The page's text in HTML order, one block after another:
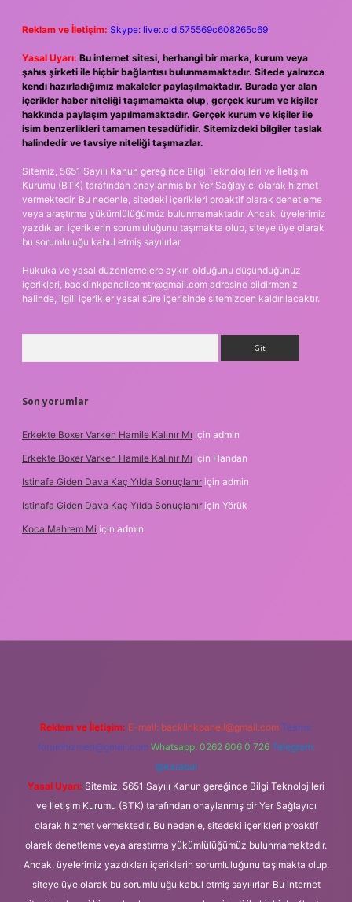
Reklam ve İletişim: Skype: live:.cid.575569c608265c69
Yasal Uyarı: Bu internet sitesi, herhangi bir marka, kurum veya
şahıs şirketi ile hiçbir bağlantısı bulunmamaktadır. Sitede yalnızca
kendi hazırladığımız makaleler paylaşılmaktadır. Burada yer alan
içerikler haber niteliği taşımamakta olup, gerçek kurum ve kişiler
hakkında paylaşım yapılmamaktadır. Gerçek kurum ve kişiler ile
isim benzerlikleri tamamen tesadüfidir. Sitemizdeki bilgiler taslak
halindedir ve tavsiye niteliği taşımazlar.
Sitemiz, 5651 Sayılı Kanun gereğince Bilgi Teknolojileri ve İletişim
Kurumu (BTK) tarafından onaylanmış bir Yer Sağlayıcı olarak hizmet
vermektedir. Bu nedenle, sitedeki içerikleri proaktif olarak denetleme
veya araştırma yükümlülüğümüz bulunmamaktadır. Ancak, üyelerimiz
yazdıkları içeriklerin sorumluluğunu taşımakta olup, siteye üye olarak
bu sorumluluğu kabul etmiş sayılırlar.
Hukuka ve yasal düzenlemelere aykırı olduğunu düşündüğünüz
içerikleri, backlinkpanelicomtr@gmail.com adresine bildirmeniz
halinde, ilgili içerikler yasal süre içerisinde sitemizden kaldırılacaktır.
Son yorumlar
Erkekte Boxer Varken Hamile Kalınır Mı için admin
Erkekte Boxer Varken Hamile Kalınır Mı için Handan
Istinafa Giden Dava Kaç Yılda Sonuçlanır için admin
Istinafa Giden Dava Kaç Yılda Sonuçlanır için Yörük
Koca Mahrem Mi için admin
Reklam ve İletişim: E-mail: backlinkpaneli@gmail.com Teams:
forumhizmeti@gmail.com Whatsapp: 0262 606 0 726 Telegram:
@karabul
Yasal Uyarı: Sitemiz, 5651 Sayılı Kanun gereğince Bilgi Teknolojileri
ve İletişim Kurumu (BTK) tarafından onaylanmış bir Yer Sağlayıcı
olarak hizmet vermektedir. Bu nedenle, sitedeki içerikleri proaktif
olarak denetleme veya araştırma yükümlülüğümüz bulunmamaktadır.
Ancak, üyelerimiz yazdıkları içeriklerin sorumluluğunu taşımakta olup,
siteye üye olarak bu sorumluluğu kabul etmiş sayılırlar. Bu internet